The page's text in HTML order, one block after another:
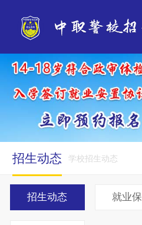
招生动态 学校招生动态
招生动态 就业